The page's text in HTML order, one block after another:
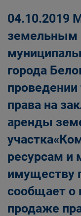
округа
Беловского
Беловского
04.10.2019
земельным
города
проведении
права на
аренды
ресурсам и
имуществу
сообщает о
продаже